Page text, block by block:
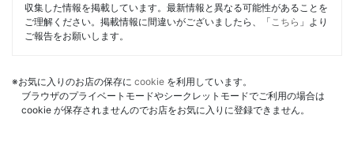
収集した情報を掲載しています。最新情報と異なる可能性があることを
ご理解ください。掲載情報に間違いがございましたら、「 こちら 」より
ご報告をお願いします。
※お気に入りのお店の保存に cookie を利用しています。
ブラウザのプライベートモードやシークレットモードでご利用の場合は
cookie が保存されませんのでお店をお気に入りに登録できません。